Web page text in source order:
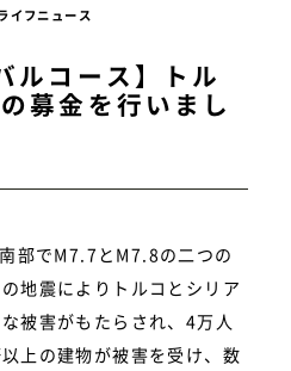
イフニュース
ルコース】トル
募金を行いまし
部でM7.7とM7.8の二つの
地震によりトルコとシリア
被害がもたらされ、4万人
上の建物が被害を受け、数